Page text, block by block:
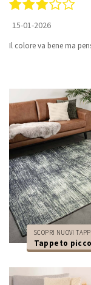
15-01-2026
Il colore va bene ma
SCOPRI NUOVI
Tappeto